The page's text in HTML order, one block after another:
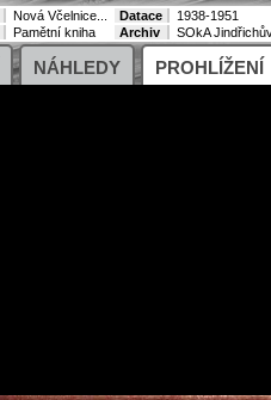
Nová Včelnice... Datace
1938-1951
Pamětní kniha Archiv SOkA
NÁHLEDY PROHLÍŽENÍ